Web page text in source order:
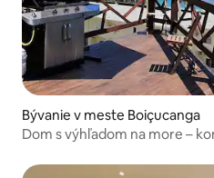
Bývanie v meste Boiçucanga
Dom s výhľadom na more –